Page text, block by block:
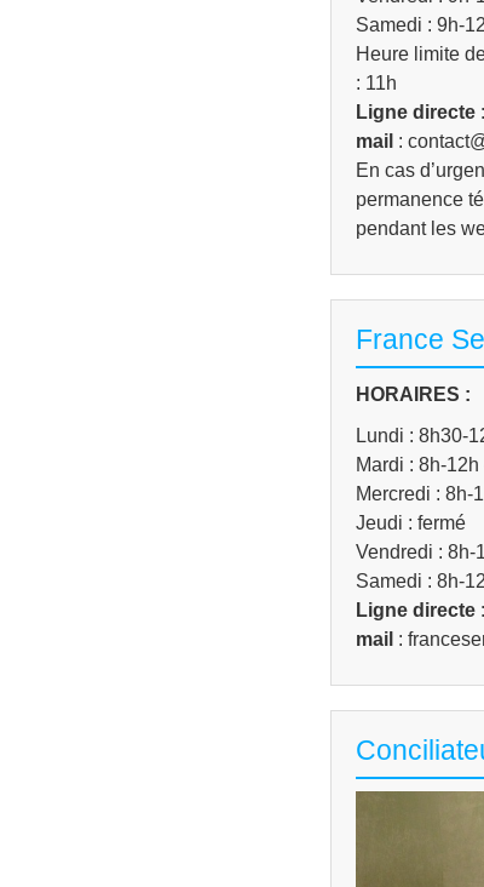
Samedi : 9h-
Heure limite
: 11h
Ligne directe:
mail :
En cas
permanence
pendant les
France
HORAIRES :
Lundi : 8h30-
Mardi : 8h-
Mercredi : 8h-
Jeudi : fermé
Vendredi : 8h-
Samedi : 8h-
Ligne directe:
mail :